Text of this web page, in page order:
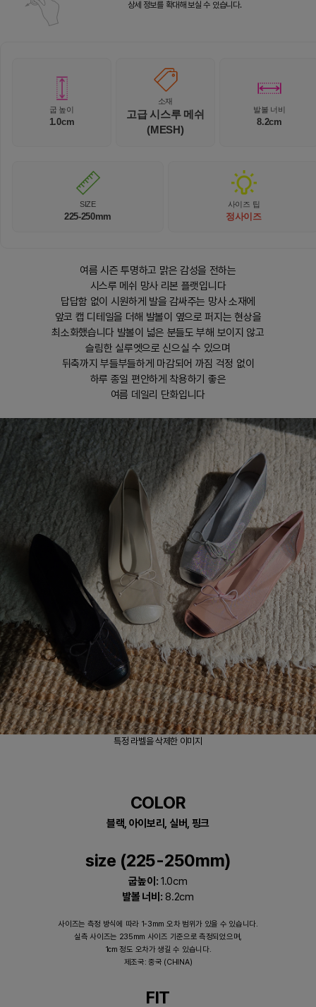
상세 정보를 확대해 보실 수 있습니다.
굽 높이
1.0cm
소재
고급 시스루 메쉬
(MESH)
발볼 너비
8.2cm
SIZE
225-250mm
사이즈 팁
정사이즈
여름 시즌 투명하고 맑은 감성을 전하는
시스루 메쉬 망사 리본 플랫입니다
답답함 없이 시원하게 발을 감싸주는 망사 소재에
앞코 캡 디테일을 더해 발볼이 옆으로 퍼지는 현상을
최소화했습니다 발볼이 넓은 분들도 부해 보이지 않고
슬림한 실루엣으로 신으실 수 있으며
뒤축까지 부들부들하게 마감되어 까짐 걱정 없이
하루 종일 편안하게 착용하기 좋은
여름 데일리 단화입니다
특정 라벨을 삭제한 이미지
COLOR
블랙, 아이보리, 실버, 핑크
size (225-250mm)
굽높이: 1.0cm
발볼 너비: 8.2cm
사이즈는 측정 방식에 따라 1-3mm 오차 범위가 있을 수 있습니다.
실측 사이즈는 235mm 사이즈 기준으로 측정되었으며,
1cm 정도 오차가 생길 수 있습니다.
제조국: 중국 (CHINA)
FIT